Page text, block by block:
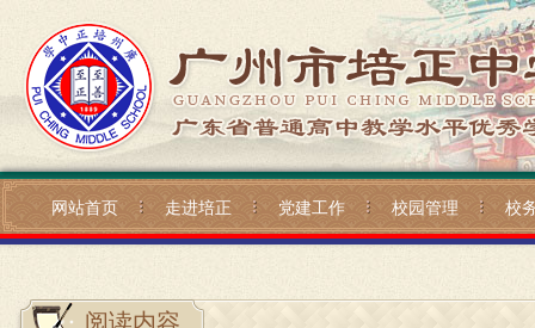
网站首页 走进培正 党建工作 校园管理 校
阅读内容